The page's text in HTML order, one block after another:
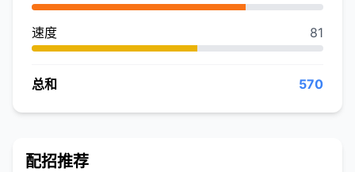
速度 81
总和 570
配招推荐